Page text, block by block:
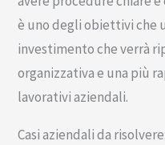
è uno degli obiettivi che
investimento che verrà
organizzativa e una più
lavorativi aziendali.
Casi aziendali da